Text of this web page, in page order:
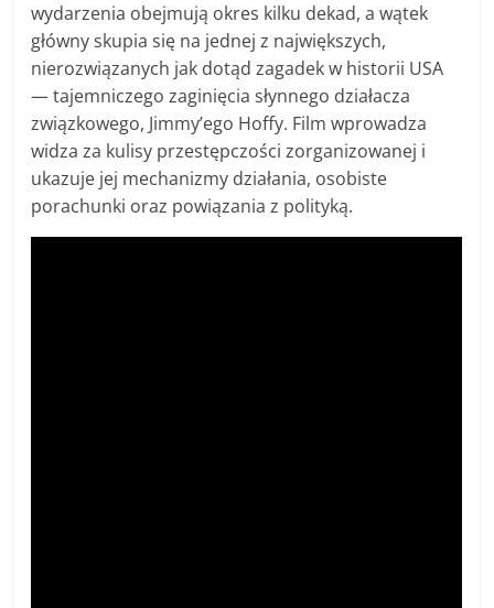
wydarzenia obejmują okres kilku dekad, a wątek
główny skupia się na jednej z największych,
nierozwiązanych jak dotąd zagadek w historii USA
— tajemniczego zaginięcia słynnego działacza
związkowego, Jimmy’ego Hoffy. Film wprowadza
widza za kulisy przestępczości zorganizowanej i
ukazuje jej mechanizmy działania, osobiste
porachunki oraz powiązania z polityką.